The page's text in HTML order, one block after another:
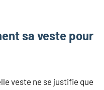
sa veste pour
veste ne se justifie que